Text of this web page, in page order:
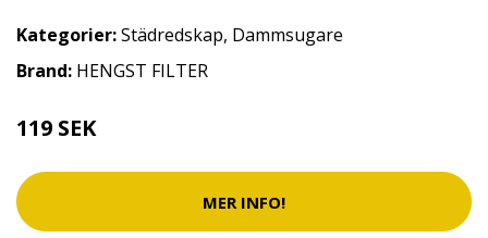
Kategorier:Städredskap, Dammsugare
Brand: HENGST FILTER
119 SEK
MER INFO!